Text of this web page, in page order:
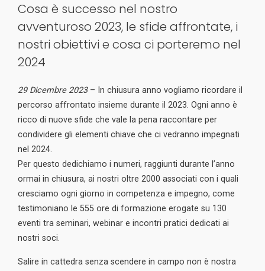
Cosa è successo nel nostro
avventuroso 2023, le sfide affrontate, i
nostri obiettivi e cosa ci porteremo nel
2024
29 Dicembre 2023– In chiusura anno vogliamo ricordare il
percorso affrontato insieme durante il 2023. Ogni anno è
ricco di nuove sfide che vale la pena raccontare per
condividere gli elementi chiave che ci vedranno impegnati
nel 2024.
Per questo dedichiamo i numeri, raggiunti durante l’anno
ormai in chiusura, ai nostri oltre 2000 associati con i quali
cresciamo ogni giorno in competenza e impegno, come
testimoniano le 555 ore di formazione erogate su 130
eventi tra seminari, webinar e incontri pratici dedicati ai
nostri soci.
Salire in cattedra senza scendere in campo non è nostra